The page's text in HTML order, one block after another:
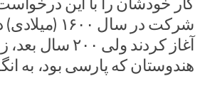
کار خودشان را با این
شرکت در سال
آغاز کردند ولی ۲۰۰
هندوستان که پارسی بود، به